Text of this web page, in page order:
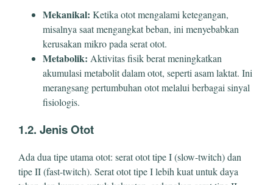
Mekanikal: Ketika otot mengalami ketegangan,
misalnya saat mengangkat beban, ini menyebabkan
kerusakan mikro pada serat otot.
Metabolik: Aktivitas fisik berat meningkatkan
akumulasi metabolit dalam otot, seperti asam laktat. Ini
merangsang pertumbuhan otot melalui berbagai sinyal
fisiologis.
1.2. Jenis Otot
Ada dua tipe utama otot: serat otot tipe I (slow-twitch) dan
tipe II (fast-twitch). Serat otot tipe I lebih kuat untuk daya